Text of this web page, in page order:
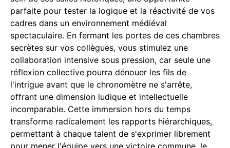
parfaite pour tester la logique et la réactivité de vos
cadres dans un environnement médiéval
spectaculaire. En fermant les portes de ces chambres
secrètes sur vos collègues, vous stimulez une
collaboration intensive sous pression, car seule une
réflexion collective pourra dénouer les fils de
l'intrigue avant que le chronomètre ne s'arrête,
offrant une dimension ludique et intellectuelle
incomparable. Cette immersion hors du temps
transforme radicalement les rapports hiérarchiques,
permettant à chaque talent de s'exprimer librement
pour mener l'équipe vers une victoire commune, le